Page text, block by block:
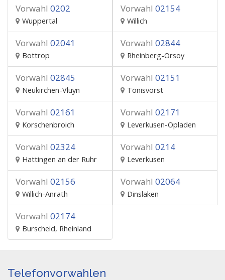
Vorwahl 0202
Wuppertal
Vorwahl 02154
Willich
Vorwahl 02041
Bottrop
Vorwahl 02844
Rheinberg-Orsoy
Vorwahl 02845
Neukirchen-Vluyn
Vorwahl 02151
Tönisvorst
Vorwahl 02161
Korschenbroich
Vorwahl 02171
Leverkusen-Opladen
Vorwahl 02324
Hattingen an der Ruhr
Vorwahl 0214
Leverkusen
Vorwahl 02156
Willich-Anrath
Vorwahl 02064
Dinslaken
Vorwahl 02174
Burscheid, Rheinland
Telefonvorwahlen